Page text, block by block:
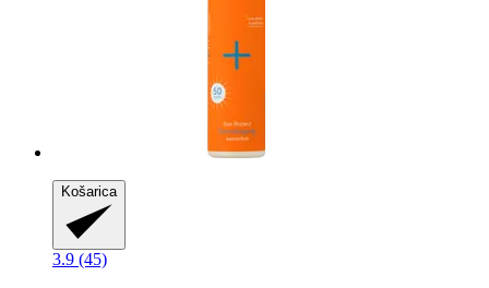
Košarica
3.9 (45)